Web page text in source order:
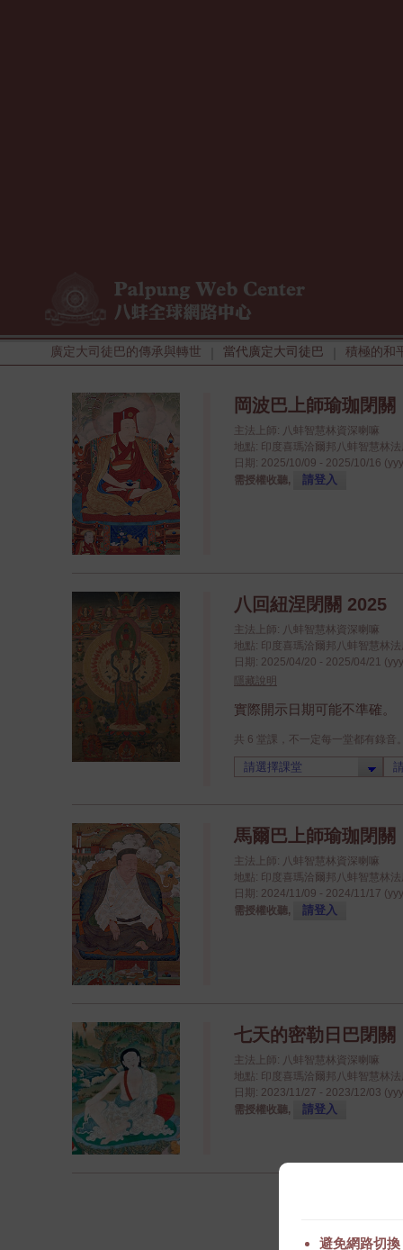
廣定大司徒巴的傳承與轉世 當代廣定大司徒巴 積極的和
岡波巴上師瑜珈閉關
主法上師: 八蚌智慧林資深喇嘛
地點: 印度喜瑪洽爾邦八蚌智慧林
日期: 2025/10/09 - 2025/10/16
需授權收聽,
請登入
八回紐涅閉關 2025
主法上師: 八蚌智慧林資深喇嘛
地點: 印度喜瑪洽爾邦八蚌智慧林
日期: 2025/04/20 - 2025/04/21
隱藏說明
實際開示日期可能不準確。
共 6 堂課，不一定每一堂都有錄音
馬爾巴上師瑜珈閉關
主法上師: 八蚌智慧林資深喇嘛
地點: 印度喜瑪洽爾邦八蚌智慧林
日期: 2024/11/09 - 2024/11/17
需授權收聽,
請登入
七天的密勒日巴閉關
主法上師: 八蚌智慧林資深喇嘛
地點: 印度喜瑪洽爾邦八蚌智慧林
日期: 2023/11/27 - 2023/12/03
需授權收聽,
請登入
避免網路切換